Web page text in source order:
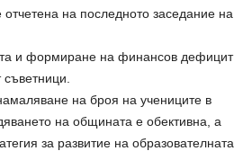
на последното заседание на
и формиране на финансов дефицит
на броя на учениците в
на общината е обективна, а
за развитие на образователната